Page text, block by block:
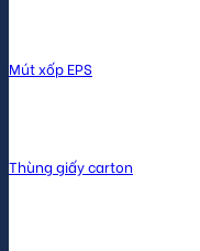
Mút xốp EPS
Thùng giấy carton